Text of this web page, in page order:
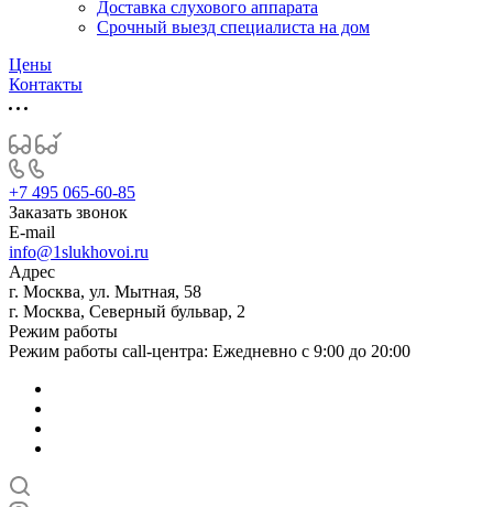
Доставка слухового аппарата
Срочный выезд специалиста на дом
Цены
Контакты
+7 495 065-60-85
Заказать звонок
E-mail
info@1slukhovoi.ru
Адрес
г. Москва, ул. Мытная, 58
г. Москва, Северный бульвар, 2
Режим работы
Режим работы call-центра: Ежедневно с 9:00 до 20:00